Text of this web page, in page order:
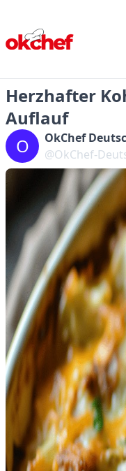
Herzhafter
Auflauf
O
OkChef
@OkChef-